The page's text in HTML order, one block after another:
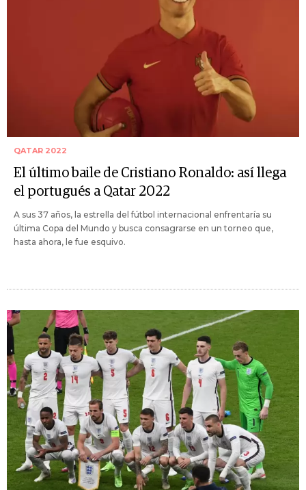
QATAR 2022
El último baile de Cristiano Ronaldo: así llega
el portugués a Qatar 2022
A sus 37 años, la estrella del fútbol internacional enfrentaría su
última Copa del Mundo y busca consagrarse en un torneo que,
hasta ahora, le fue esquivo.